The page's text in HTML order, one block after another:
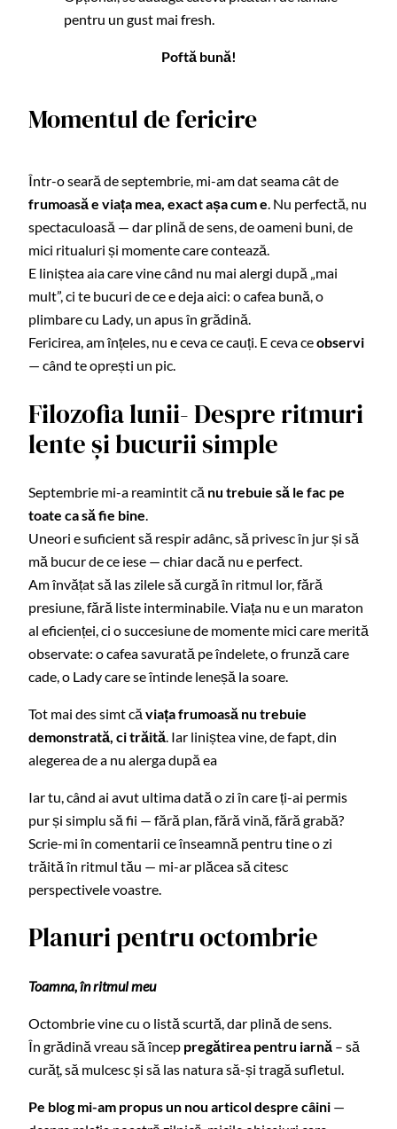
pentru un gust mai fresh.
Poftă bună!
Momentul de fericire
Într-o seară de septembrie, mi-am dat seama cât de
frumoasă e viața mea, exact așa cum e. Nu perfectă, nu
spectaculoasă — dar plină de sens, de oameni buni, de
mici ritualuri și momente care contează.
E liniștea aia care vine când nu mai alergi după „mai
mult”, ci te bucuri de ce e deja aici: o cafea bună, o
plimbare cu Lady, un apus în grădină.
Fericirea, am înțeles, nu e ceva ce cauți. E ceva ceobservi
— când te oprești un pic.
Filozofia lunii- Despre ritmuri
lente și bucurii simple
Septembrie mi-a reamintit că nu trebuie să le fac pe
toate ca să fie bine
Uneori e suficient să respir adânc, să privesc în jur și să
mă bucur de ce iese — chiar dacă nu e perfect.
Am învățat să las zilele să curgă în ritmul lor, fără
presiune, fără liste interminabile. Viața nu e un maraton
al eficienței, ci o succesiune de momente mici care merită
observate: o cafea savurată pe îndelete, o frunză care
cade, o Lady care se întinde leneșă la soare.
Tot mai des simt că viața frumoasă nu trebuie
demonstrată, ci trăită. Iar liniștea vine, de fapt, din
alegerea de a nu alerga după ea
Iar tu, când ai avut ultima dată o zi în care ți-ai permis
pur și simplu să fii — fără plan, fără vină, fără grabă?
Scrie-mi în comentarii ce înseamnă pentru tine o zi
trăită în ritmul tău — mi-ar plăcea să citesc
perspectivele voastre.
Planuri pentru octombrie
Toamna, în ritmul meu
Octombrie vine cu o listă scurtă, dar plină de sens.
În grădină vreau să încep pregătirea pentru iarnă – să
curăț, să mulcesc și să las natura să-și tragă sufletul.
Pe blog mi-am propus un nou articol despre câini —